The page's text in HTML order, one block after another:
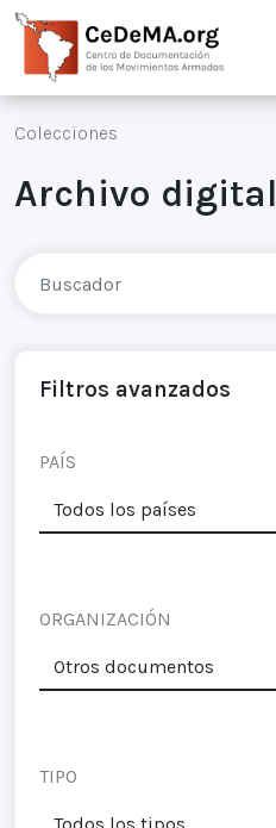
Colecciones
Archivo digital
Filtros avanzados
PAÍS
ORGANIZACIÓN
TIPO